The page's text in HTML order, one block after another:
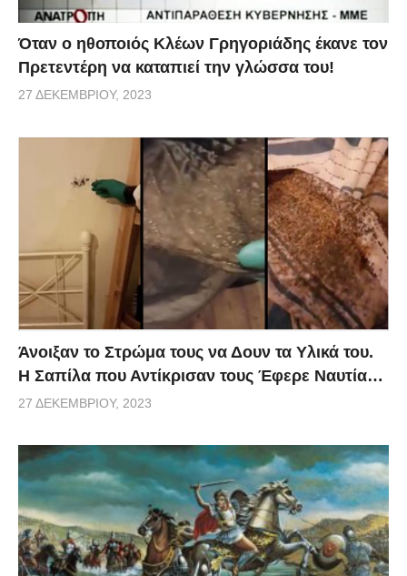
Όταν ο ηθοποιός Κλέων Γρηγοριάδης έκανε τον
Πρετεντέρη να καταπιεί την γλώσσα του!
27 ΔΕΚΕΜΒΡΊΟΥ, 2023
Άνοιξαν το Στρώμα τους να Δουν τα Υλικά του.
Η Σαπίλα που Αντίκρισαν τους Έφερε Ναυτία…
27 ΔΕΚΕΜΒΡΊΟΥ, 2023